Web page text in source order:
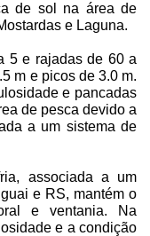
de sol na área de
e Laguna.
5 e rajadas de 60 a
m e picos de 3.0 m.
e pancadas
de pesca devido a
a um sistema de
associada a um
e RS, mantém o
e ventania. Na
e a condição